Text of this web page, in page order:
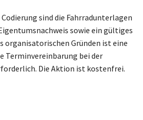
sind die Fahrradunterlagen
sowie ein gültiges
organisatorischen Gründen ist eine
Terminvereinbarung bei der
Die Aktion ist kostenfrei.